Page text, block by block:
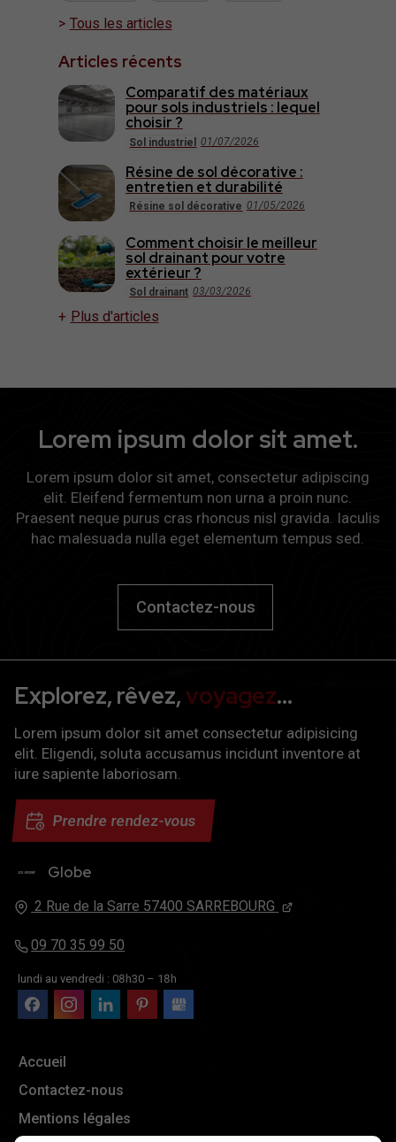
Tous les articles
Articles récents
Sol industriel 01/07/2026
Comparatif des matériaux
pour sols industriels : lequel
choisir ?
Résine sol décorative 01/05/2026
Résine de sol décorative :
entretien et durabilité
Sol drainant 03/03/2026
Comment choisir le meilleur
sol drainant pour votre
extérieur ?
Plus d'articles
Lorem ipsum dolor sit amet.
Lorem ipsum dolor sit amet, consectetur adipiscing
elit. Eleifend fermentum non urna a proin nunc.
Praesent neque purus cras rhoncus nisl gravida. Iaculis
hac malesuada nulla eget elementum tempus sed.
Contactez-nous
GlobeTrek
2 Rue de la Sarre 57400 SARREBOURG
09 70 35 99 50
lundi au vendredi : 08h30 – 18h
Accueil
Contactez-nous
Mentions légales
Explorez, rêvez,voyagez…
Lorem ipsum dolor sit amet consectetur adipisicing
elit. Eligendi, soluta accusamus incidunt inventore at
iure sapiente laboriosam.
Prendre rendez-vous